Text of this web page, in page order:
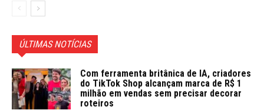
ÚLTIMAS NOTÍCIAS
Com ferramenta britânica de IA, criadores
do TikTok Shop alcançam marca de R$ 1
milhão em vendas sem precisar decorar
roteiros